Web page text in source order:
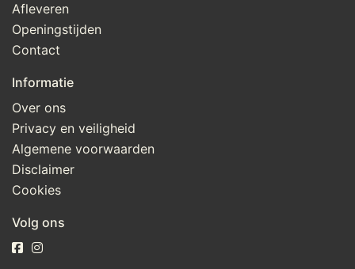
Afleveren
Openingstijden
Contact
Informatie
Over ons
Privacy en veiligheid
Algemene voorwaarden
Disclaimer
Cookies
Volg ons